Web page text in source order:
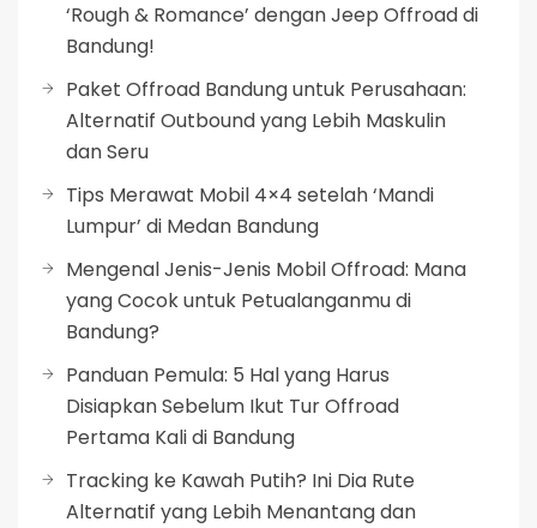
‘Rough & Romance’ dengan Jeep Offroad di
Bandung!
Paket Offroad Bandung untuk Perusahaan:
Alternatif Outbound yang Lebih Maskulin
dan Seru
Tips Merawat Mobil 4×4 setelah ‘Mandi
Lumpur’ di Medan Bandung
Mengenal Jenis-Jenis Mobil Offroad: Mana
yang Cocok untuk Petualanganmu di
Bandung?
Panduan Pemula: 5 Hal yang Harus
Disiapkan Sebelum Ikut Tur Offroad
Pertama Kali di Bandung
Tracking ke Kawah Putih? Ini Dia Rute
Alternatif yang Lebih Menantang dan